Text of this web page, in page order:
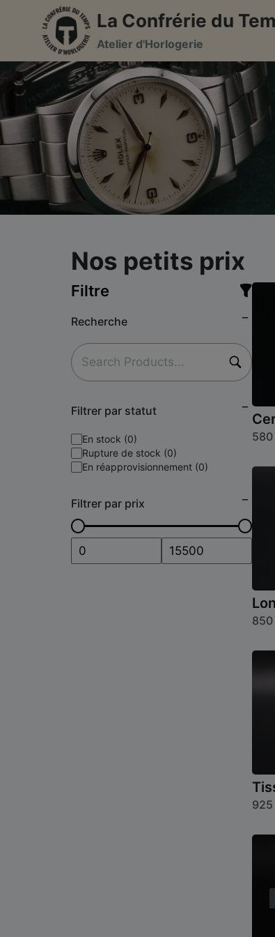
La Confrérie du
Atelier d'Horlogerie
Nos petits prix
Filtre
Recherche
Filtrer par statut
En stock (0)
Rupture de stock (0)
En réapprovisionnement (0)
Filtrer par prix
580
850
925